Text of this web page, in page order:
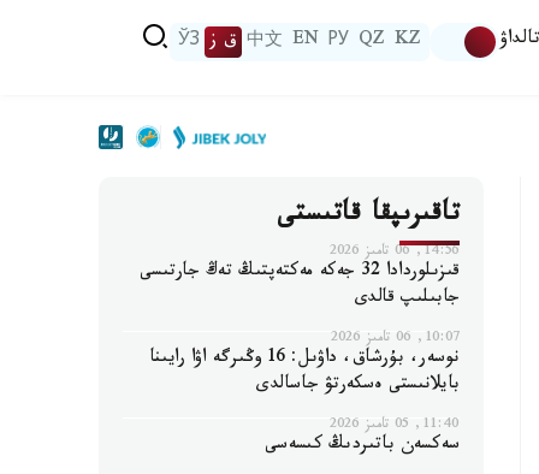
تالداۋ KZ
QZ
РУ
EN
中文 ق ز ЎЗ
تاقىرىپقا قاتىستى
14:56, 06 تامىز 2026
قىزىلوردادا 32 جەكە مەكتەپتىڭ تەڭ جارتىسى
جابىلىپ قالدى
10:07, 06 تامىز 2026
نوسەر، بۇرشاق، داۋىل: 16 وڭىرگە اۋا رايىنا
بايلانىستى ەسكەرتۋ جاسالدى
11:40, 05 تامىز 2026
سەكسەن باتىردىڭ كىسەسى